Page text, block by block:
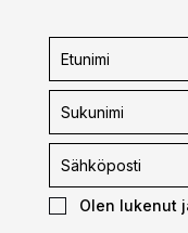
tilaus
Olen lukenut